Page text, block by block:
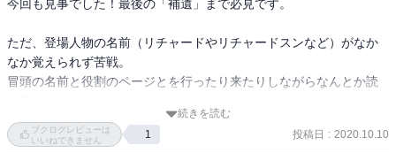
今回も見事でした！最後の「補遺」まで必見です。
ただ、登場人物の名前（リチャードやリチャードスンなど）がなか
なか覚えられず苦戦。
冒頭の名前と役割のページとを行ったり来たりしながらなんとか読
続きを読む
ブクログレビューは
いいねできません
1 投稿日 : 2020.10.10